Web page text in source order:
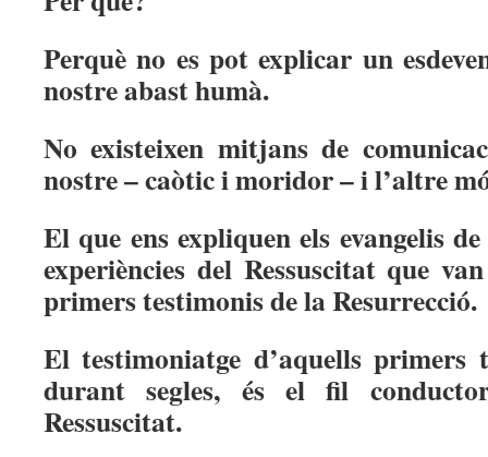
Perquè no es pot explicar un
nostre abast humà.
No existeixen mitjans de
nostre – caòtic i moridor – i l’altre
El que ens expliquen els evangelis
experiències del Ressuscitat que
primers testimonis de la Resurrecció.
El testimoniatge d’aquells primers
durant segles, és el fil
Ressuscitat.